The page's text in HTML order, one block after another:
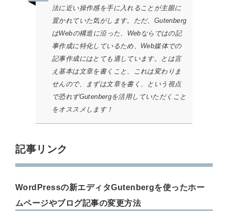
法に近い操作感を手に入れることが主眼に
置かれていた気がします。ただ、Gutenberg
はWebの構造に沿った、Webならではの記
事作成に特化しているため、Web媒体での
記事作成にはとても適しています。とは言
え基本は文章を書くこと、これは変わりま
せんので、まずは文章を書く、という視点
で恐れずGutenbergを活用していただくこと
をオススメします！
記事リンク
WordPressの新エディタGutenbergを使ったホー
ムページやブログ記事の変更方法